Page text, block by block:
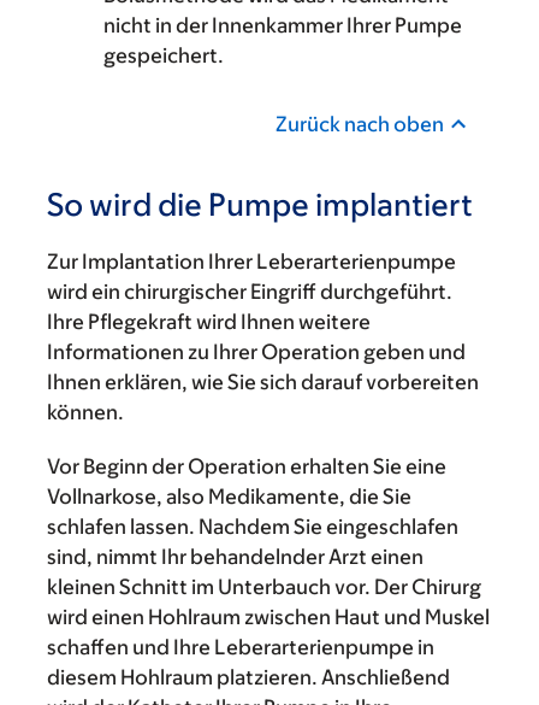
nicht in der Innenkammer Ihrer Pumpe
gespeichert.
Zurück nach oben
So wird die Pumpe implantiert
Zur Implantation Ihrer Leberarterienpumpe
wird ein chirurgischer Eingriff durchgeführt.
Ihre Pflegekraft wird Ihnen weitere
Informationen zu Ihrer Operation geben und
Ihnen erklären, wie Sie sich darauf vorbereiten
können.
Vor Beginn der Operation erhalten Sie eine
Vollnarkose, also Medikamente, die Sie
schlafen lassen. Nachdem Sie eingeschlafen
sind, nimmt Ihr behandelnder Arzt einen
kleinen Schnitt im Unterbauch vor. Der Chirurg
wird einen Hohlraum zwischen Haut und Muskel
schaffen und Ihre Leberarterienpumpe in
diesem Hohlraum platzieren. Anschließend